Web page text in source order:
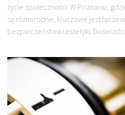
życie społeczności. W Poznaniu,
są różnorodne, kluczowe jest
bezpieczeństwa i estetyki.